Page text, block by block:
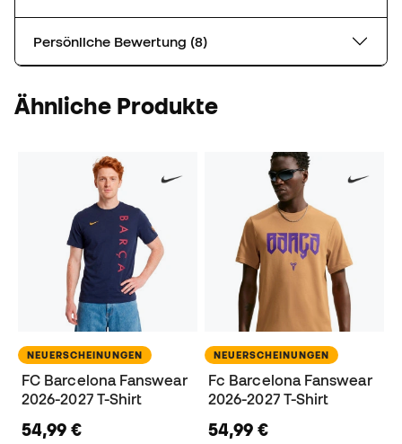
Persönliche Bewertung (8)
Ähnliche Produkte
NEUERSCHEINUNGEN
FC Barcelona Fanswear
2026-2027 T-Shirt
54,99 €
NEUERSCHEINUNGEN
Fc Barcelona Fanswear
2026-2027 T-Shirt
54,99 €